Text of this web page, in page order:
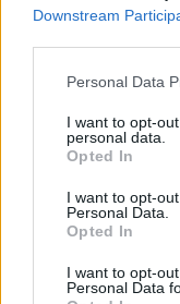
Downstream
Please note that
not limited to your
grant or deny
use your data for
consent section.
Personal Data
I want to opt-
personal data.
Opted In
I want to opt-
Personal Data.
Opted In
I want to opt-
Personal Data